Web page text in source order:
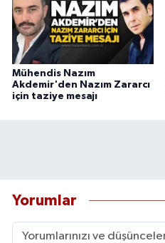
Mühendis Nazım
Akdemir'den Nazım Zararcı
için taziye mesajı
Yorumlar